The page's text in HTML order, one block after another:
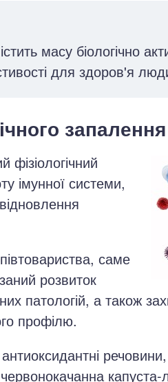
масу біологічно
для здоров'я
запалення
імунної системи,
саме
розвиток
патологій, а також
профілю.
капуста-